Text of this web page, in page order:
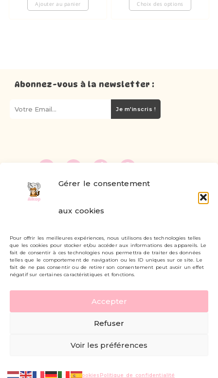
Gérer le consentement
aux cookies
Pour offrir les meilleures expériences, nous utilisons des technologies telles
que les cookies pour stocker et/ou accéder aux informations des appareils. Le
fait de consentir à ces technologies nous permettra de traiter des données
telles que le comportement de navigation ou les ID uniques sur ce site. Le
fait de ne pas consentir ou de retirer son consentement peut avoir un effet
négatif sur certaines caractéristiques et fonctions.
Accepter
Refuser
Voir les préférences
Politique de cookiesPolitique de confidentialité
Ajouter au panier Choix des options
Abonnez-vous à la newsletter :
Je m'inscris !
Livraisons et retours
Mon compte
Carte cadeau
Politique de confidentialité
Mentions légales - CGV
© AIKOP 2026, tous droits réservés.